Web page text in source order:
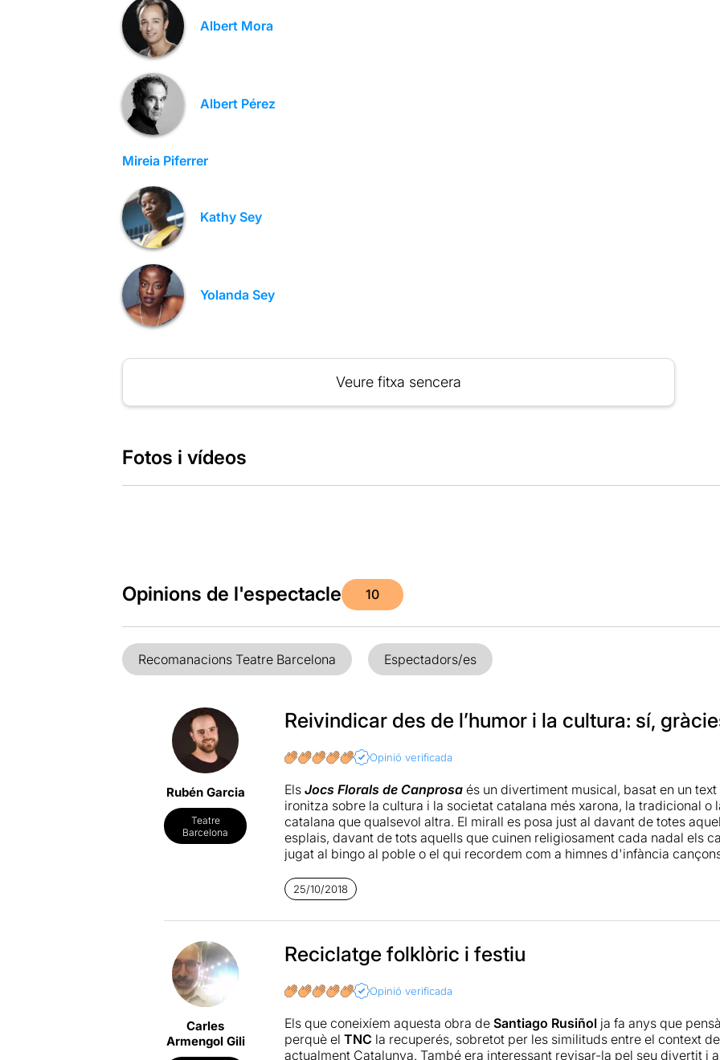
Albert Mora
Albert Pérez
Mireia Piferrer
Kathy Sey
Yolanda Sey
Veure fitxa sencera
Fotos i vídeos
Opinions de l'espectacle 10
Recomanacions Teatre Barcelona Espectadors/es
Rubén Garcia
Teatre
Barcelona
Reivindicar des de l’humor i la cultura: sí,
Opinió verificada
Els Jocs Florals de Canprosaés un divertiment musical, basat en un
ironitza sobre la cultura i la societat catalana més xarona, la tradicional o
catalana que qualsevol altra. El mirall es posa just al davant de totes
esplais, davant de tots aquells que cuinen religiosament cada nadal els
jugat al bingo al poble o el qui recordem com a himnes d'infància
tradicionals catalanes d'ahir i de sempre i amb un repartiment
paper de l'Anna Moliner
companyaÀngels Gonyalons, i als dos divertidíssimsRosa Boladerasi
Si hagués de remarcar un 'però', diria que no vaig acabar d'entendre les
sorprenent orquestra i acurat treball grupal coreogràfic) no em van
sentit. Ara, un cop arribes t'enganxes al fil argumental la cosa canvia:
els tòpics), si sou carn d'esplais i de caus, si a casa als pares hi ha
Montserrat, si us agrada La Cubana, si sou nostàlgics de Mar i Cel o
25/10/2018
Carles
Armengol Gili
Reciclatge folklòric i festiu
Opinió verificada
Els que coneixíem aquesta obra de Santiago Rusiñol ja fa anys que
perquè el TNC la recuperés, sobretot per les similituds entre el context
actualment Catalunya. També era interessant revisar-la pel seu divertit i